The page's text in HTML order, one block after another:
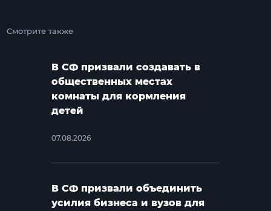
Смотрите также
В СФ призвали создавать в
общественных местах
комнаты для кормления
детей
07.08.2026
В СФ призвали объединить
усилия бизнеса и вузов для